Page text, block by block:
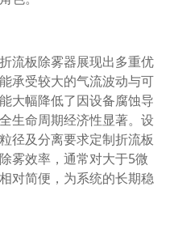
流板除雾器展现出多重优
承受较大的气流波动与可
大幅降低了因设备腐蚀导
生命周期经济性显著。设
径及分离要求定制折流板
雾效率，通常对大于5微
对简便，为系统的长期稳